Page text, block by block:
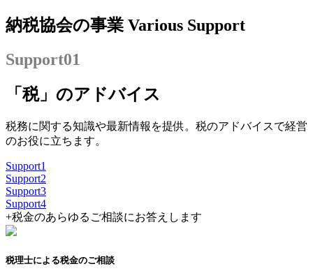
納税協会の事業 Various Support
Support01
「税」のアドバイス
税務に関する知識や最新情報を提供。税のアドバイスで経営
のお役に立ちます。
Support1
Support2
Support3
Support4
+税金のあらゆるご相談にお答えします
税理士による税金のご相談